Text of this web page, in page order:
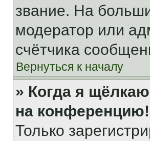
звание. На
модератор или
счётчика
Вернуться к началу
» Когда я
на конференцию!
Только